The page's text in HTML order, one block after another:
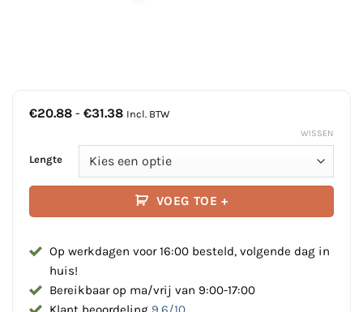
€20.88 - €31.38Prijsklasse:
€31.38
Incl. BTW
Lengte
WISSEN
VOEG TOE +
Op werkdagen voor 16:00 besteld, volgende dag in
huis!
Bereikbaar op ma/vrij van 9:00-17:00